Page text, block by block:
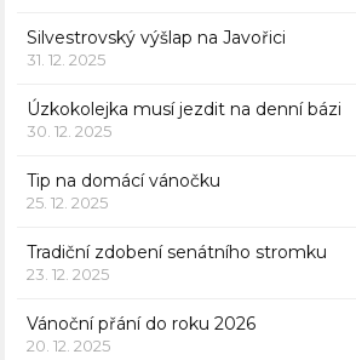
Silvestrovský výšlap na Javořici
31. 12. 2025
Úzkokolejka musí jezdit na denní bázi
30. 12. 2025
Tip na domácí vánočku
25. 12. 2025
Tradiční zdobení senátního stromku
23. 12. 2025
Vánoční přání do roku 2026
20. 12. 2025